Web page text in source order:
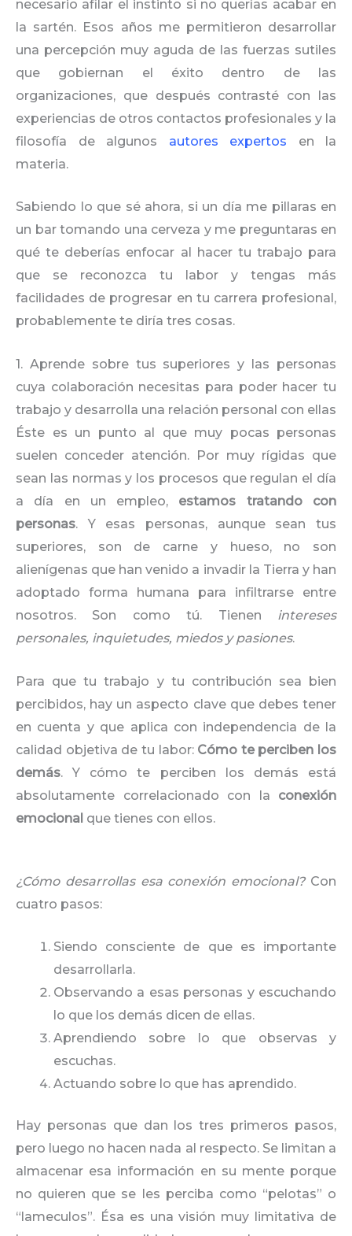
necesario afilar el instinto si no querías acabar en
la sartén. Esos años me permitieron desarrollar
una percepción muy aguda de las fuerzas sutiles
que gobiernan el éxito dentro de las
organizaciones, que después contrasté con las
experiencias de otros contactos profesionales y la
filosofía de algunos autores expertos en la
materia.
Sabiendo lo que sé ahora, si un día me pillaras en
un bar tomando una cerveza y me preguntaras en
qué te deberías enfocar al hacer tu trabajo para
que se reconozca tu labor y tengas más
facilidades de progresar en tu carrera profesional,
probablemente te diría tres cosas.
1. Aprende sobre tus superiores y las personas
cuya colaboración necesitas para poder hacer tu
trabajo y desarrolla una relación personal con ellas
Éste es un punto al que muy pocas personas
suelen conceder atención. Por muy rígidas que
sean las normas y los procesos que regulan el día
a día en un empleo, estamos tratando con
personas. Y esas personas, aunque sean tus
superiores, son de carne y hueso, no son
alienígenas que han venido a invadir la Tierra y han
adoptado forma humana para infiltrarse entre
nosotros. Son como tú. Tienen intereses
personales, inquietudes, miedos y pasiones.
Para que tu trabajo y tu contribución sea bien
percibidos, hay un aspecto clave que debes tener
en cuenta y que aplica con independencia de la
calidad objetiva de tu labor: Cómo te perciben los
demás. Y cómo te perciben los demás está
absolutamente correlacionado con la conexión
emocional que tienes con ellos.
¿Cómo desarrollas esa conexión emocional?Con
cuatro pasos:
Siendo consciente de que es importante
desarrollarla.
Observando a esas personas y escuchando
lo que los demás dicen de ellas.
Aprendiendo sobre lo que observas y
escuchas.
Actuando sobre lo que has aprendido.
Hay personas que dan los tres primeros pasos,
pero luego no hacen nada al respecto. Se limitan a
almacenar esa información en su mente porque
no quieren que se les perciba como “pelotas” o
“lameculos”. Ésa es una visión muy limitativa de